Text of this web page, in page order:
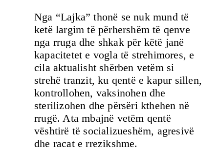
Nga “Lajka” thonë se nuk mund të
ketë largim të përhershëm të qenve
nga rruga dhe shkak për këtë janë
kapacitetet e vogla të strehimores, e
cila aktualisht shërben vetëm si
strehë tranzit, ku qentë e kapur sillen,
kontrollohen, vaksinohen dhe
sterilizohen dhe përsëri kthehen në
rrugë. Ata mbajnë vetëm qentë
vështirë të socializueshëm, agresivë
dhe racat e rrezikshme.